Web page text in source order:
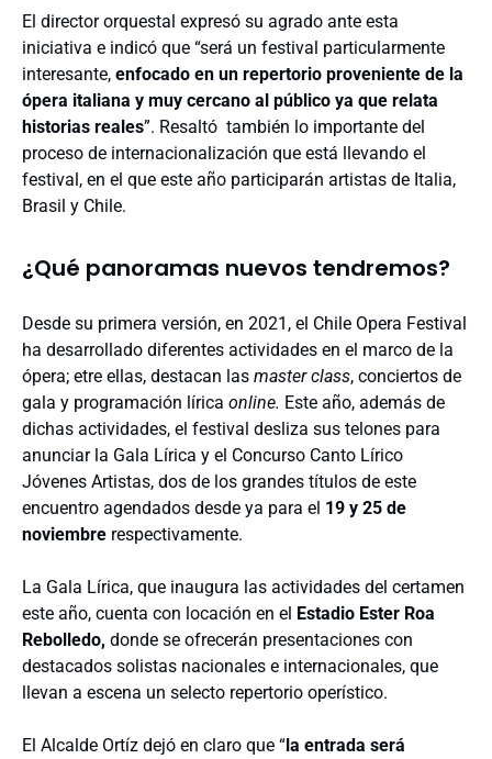
El director orquestal expresó su agrado ante esta
iniciativa e indicó que “será un festival particularmente
interesante, enfocado en un repertorio proveniente de la
ópera italiana y muy cercano al público ya que relata
historias reales”. Resaltó también lo importante del
proceso de internacionalización que está llevando el
festival, en el que este año participarán artistas de Italia,
Brasil y Chile.
¿Qué panoramas nuevos tendremos?
Desde su primera versión, en 2021, el Chile Opera Festival
ha desarrollado diferentes actividades en el marco de la
ópera; etre ellas, destacan las master class, conciertos de
gala y programación lírica online. Este año, además de
dichas actividades, el festival desliza sus telones para
anunciar la Gala Lírica y el Concurso Canto Lírico
Jóvenes Artistas, dos de los grandes títulos de este
encuentro agendados desde ya para el 19 y 25 de
noviembre respectivamente.
La Gala Lírica, que inaugura las actividades del certamen
este año, cuenta con locación en el Estadio Ester Roa
Rebolledo, donde se ofrecerán presentaciones con
destacados solistas nacionales e internacionales, que
llevan a escena un selecto repertorio operístico.
El Alcalde Ortíz dejó en claro que “la entrada será